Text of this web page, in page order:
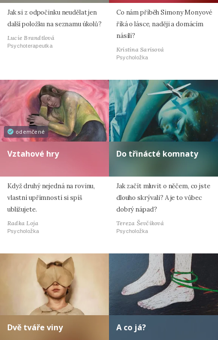
Jak si z odpočinku neudělat jen
další položku na seznamu úkolů?
Lucie Brandtlová
Psychoterapeutka
Co nám příběh Simony Monyové
říká o lásce, naději a domácím
násilí?
Kristina Sarisová
Psycholožka
odemčené
Vztahové hry
Když druhý nejedná na rovinu,
vlastní upřímností si spíš
ubližujete.
Radka Loja
Psycholožka
Do třinácté komnaty
Jak začít mluvit o něčem, co jste
dlouho skrývali? A je to vůbec
dobrý nápad?
Tereza Ševčíková
Psycholožka
Dvě tváře viny A co já?